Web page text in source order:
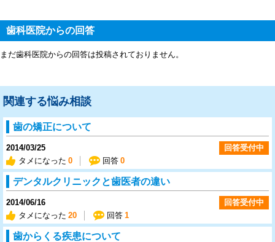
歯科医院からの回答
まだ歯科医院からの回答は投稿されておりません。
関連する悩み相談
歯の矯正について
2014/03/25
タメになった 0 回答 0
回答受付中
デンタルクリニックと歯医者の違い
2014/06/16
タメになった 20 回答 1
回答受付中
歯からくる疾患について